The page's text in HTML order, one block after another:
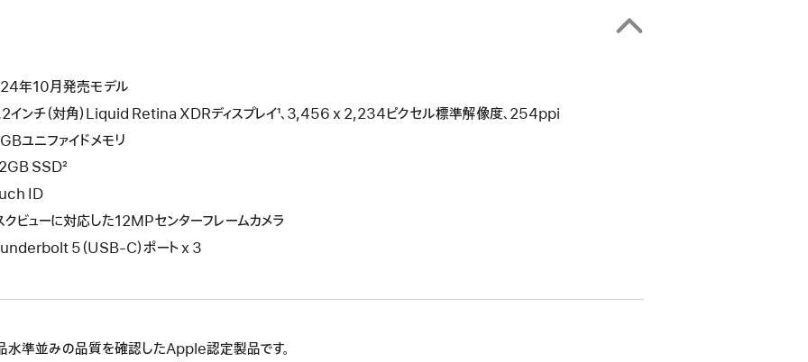
年10月発売モデル
インチ（対角）Liquid Retina XDRディスプレイ¹、3,456 x 2,234ピクセル標準解像度、254ppi
ユニファイドメモリ
SSD²
ID
クビューに対応した12MPセンターフレームカメラ
5（USB-C）ポート x 3
水準並みの品質を確認したApple認定製品です。